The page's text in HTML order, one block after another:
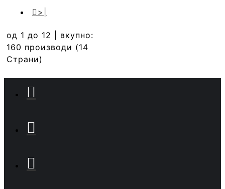
>|
од 1 до 12 | вкупно:
160 производи (14
Страни)